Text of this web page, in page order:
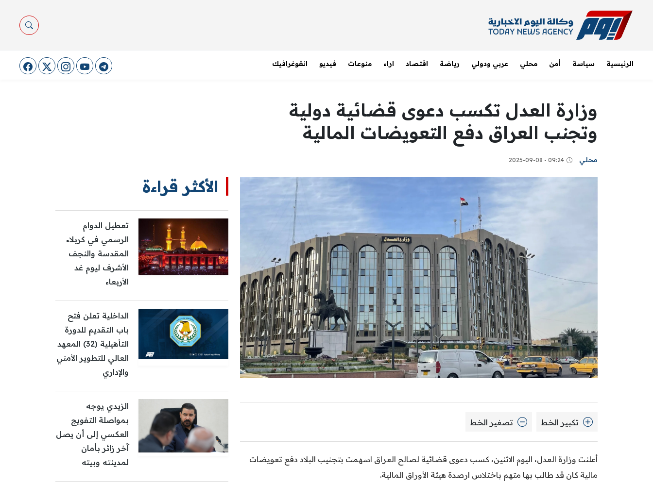
الرئيسية سياسة أمن محلي عربي ودولي رياضة اقتصاد اراء منوعات فيديو انفوغرافيك
وزارة العدل تكسب دعوى قضائية دولية
وتجنب العراق دفع التعويضات المالية
محلي 09:24 - 2025-09-08
تكبير الخط تصغير الخط
أعلنت وزارة العدل، اليوم الاثنين، كسب دعوى قضائية لصالح العراق اسهمت بتجنيب البلاد دفع تعويضات
مالية كان قد طالب بها متهم باختلاس ارصدة هيئة الأوراق المالية.
الأكثر قراءة
تعطيل الدوام
الرسمي في كربلاء
المقدسة والنجف
الأشرف ليوم غد
الأربعاء
الداخلية تعلن فتح
باب التقديم للدورة
التأهيلية (32) المعهد
العالي للتطوير الأمني
والإداري
الزيدي يوجه
بمواصلة التفويج
العكسي إلى أن يصل
آخر زائر بأمان
لمدينته وبيته